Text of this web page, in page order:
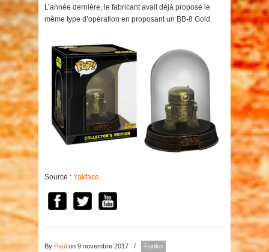
L’année dernière, le fabricant avait déjà proposé le
même type d’opération en proposant un BB-8 Gold.
Source : Yakface
By Paul on 9 novembre 2017 / Funko